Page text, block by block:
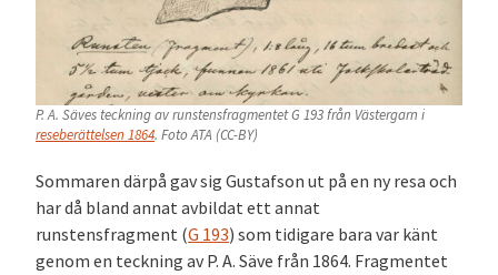
P. A. Säves teckning av runstensfragmentet G 193 från Västergarn i
reseberättelsen 1864. Foto ATA (CC-BY)
Sommaren därpå gav sig Gustafson ut på en ny resa och
har då bland annat avbildat ett annat
runstensfragment (G 193) som tidigare bara var känt
genom en teckning av P. A. Säve från 1864. Fragmentet